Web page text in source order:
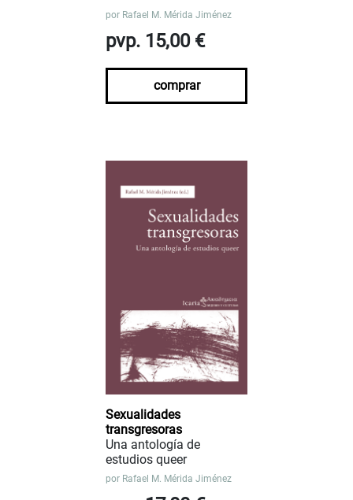
por Rafael M. Mérida Jiménez
pvp. 15,00 €
comprar
Sexualidades
transgresoras
Una antología de
estudios queer
por Rafael M. Mérida Jiménez